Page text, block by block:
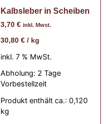
Kalbsleber in Scheiben
3,70 € inkl. Mwst.
30,80 € / kg
inkl. 7 % MwSt.
Abholung: 2 Tage
Vorbestellzeit
Produkt enthält ca.: 0,120
kg